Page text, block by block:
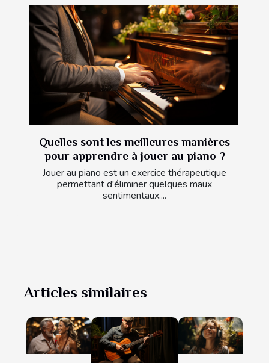
Quelles sont les meilleures manières
pour apprendre à jouer au piano ?
Jouer au piano est un exercice thérapeutique
permettant d'éliminer quelques maux
sentimentaux....
Articles similaires